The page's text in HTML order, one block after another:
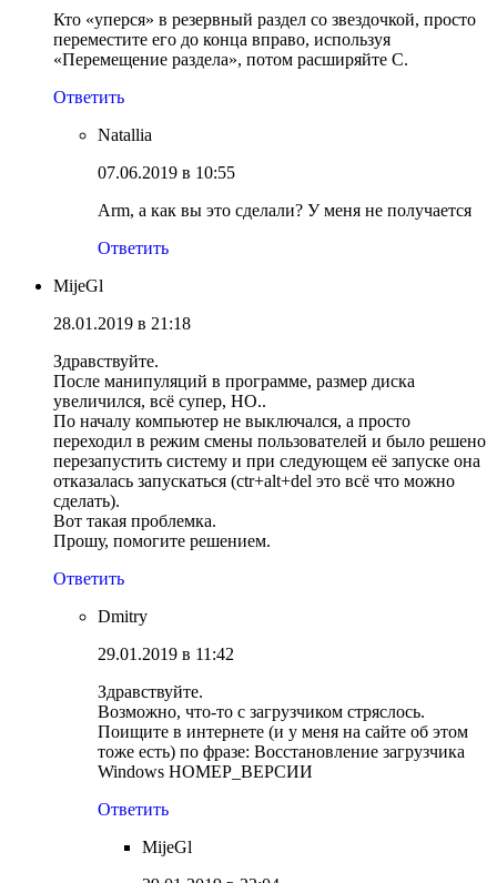
Кто «уперся» в резервный раздел со звездочкой, просто
переместите его до конца вправо, используя
«Перемещение раздела», потом расширяйте С.
Ответить
Natallia
07.06.2019 в 10:55
Arm, а как вы это сделали? У меня не получается
Ответить
MijeGl
28.01.2019 в 21:18
Здравствуйте.
После манипуляций в программе, размер диска
увеличился, всё супер, НО..
По началу компьютер не выключался, а просто
переходил в режим смены пользователей и было решено
перезапустить систему и при следующем её запуске она
отказалась запускаться (ctr+alt+del это всё что можно
сделать).
Вот такая проблемка.
Прошу, помогите решением.
Ответить
Dmitry
29.01.2019 в 11:42
Здравствуйте.
Возможно, что-то с загрузчиком стряслось.
Поищите в интернете (и у меня на сайте об этом
тоже есть) по фразе: Восстановление загрузчика
Windows НОМЕР_ВЕРСИИ
Ответить
MijeGl